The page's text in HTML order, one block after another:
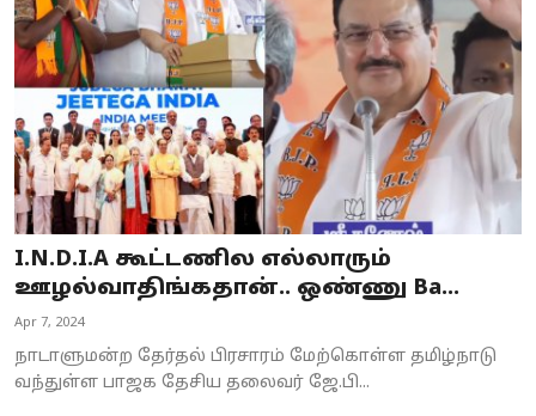
I.N.D.I.A கூட்டணில எல்லாரும்
ஊழல்வாதிங்கதான்.. ஒண்ணு Ba...
Apr 7, 2024
நாடாளுமன்ற தேர்தல் பிரசாரம் மேற்கொள்ள தமிழ்நாடு
வந்துள்ள பாஜக தேசிய தலைவர் ஜே.பி...